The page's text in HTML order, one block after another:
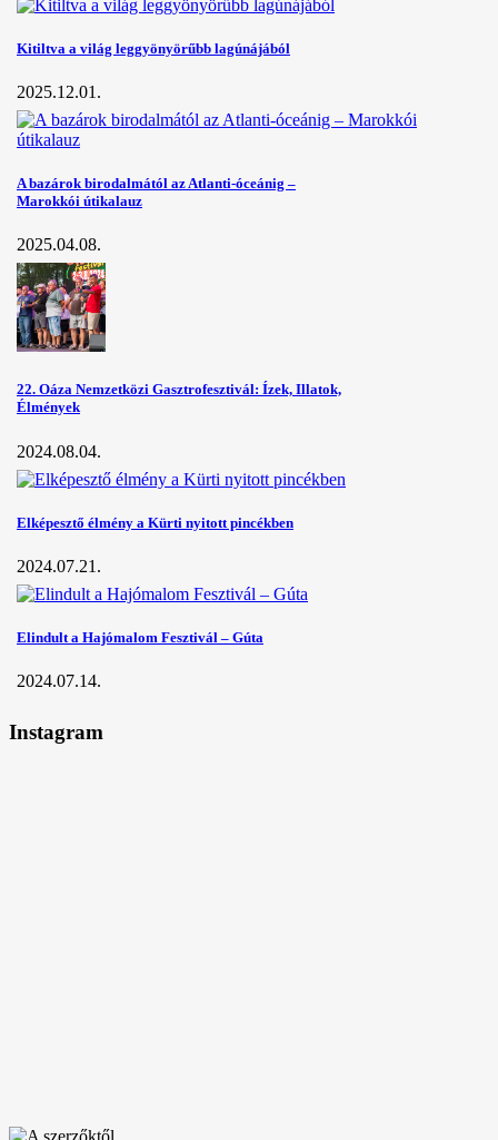
Kitiltva a világ leggyönyörűbb lagúnájából
2025.12.01.
A bazárok birodalmától az Atlanti-óceánig –
Marokkói útikalauz
2025.04.08.
22. Oáza Nemzetközi Gasztrofesztivál: Ízek, Illatok,
Élmények
2024.08.04.
Elképesztő élmény a Kürti nyitott pincékben
2024.07.21.
Elindult a Hajómalom Fesztivál – Gúta
2024.07.14.
Instagram